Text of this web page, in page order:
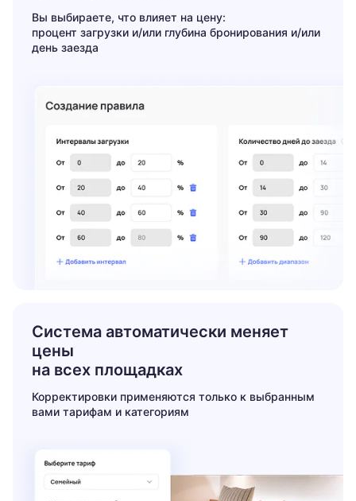
Вы выбираете, что влияет на цену:
процент загрузки и/или глубина бронирования и/или
день заезда
Система автоматически меняет
цены
на всех площадках
Корректировки применяются только к выбранным
вами тарифам и категориям